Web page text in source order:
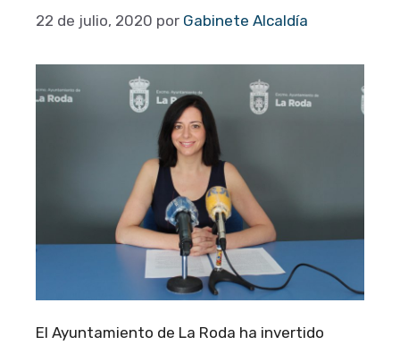
22 de julio, 2020 por Gabinete Alcaldía
El Ayuntamiento de La Roda ha invertido